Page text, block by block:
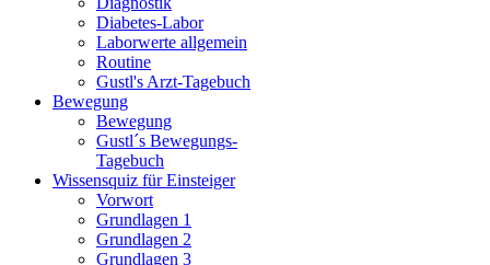
Diabetes-Labor
Laborwerte allgemein
Routine
Gustl's Arzt-Tagebuch
Bewegung
Bewegung
Gustl´s Bewegungs-
Tagebuch
Wissensquiz für Einsteiger
Vorwort
Grundlagen 1
Grundlagen 2
Grundlagen 3